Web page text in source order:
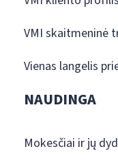
VMI skaitmeninė
Vienas langelis
NAUDINGA
Mokesčiai ir jų